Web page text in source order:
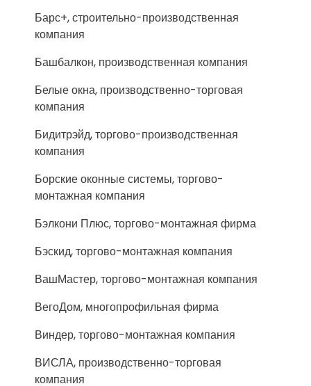
Барс+, строительно-производственная
компания
Башбалкон, производственная компания
Белые окна, производственно-торговая
компания
Бидитрэйд, торгово-производственная
компания
Борские оконные системы, торгово-
монтажная компания
Бэлкони Плюс, торгово-монтажная фирма
Бэскид, торгово-монтажная компания
ВашМастер, торгово-монтажная компания
ВегоДом, многопрофильная фирма
Виндер, торгово-монтажная компания
ВИСЛА, производственно-торговая
компания